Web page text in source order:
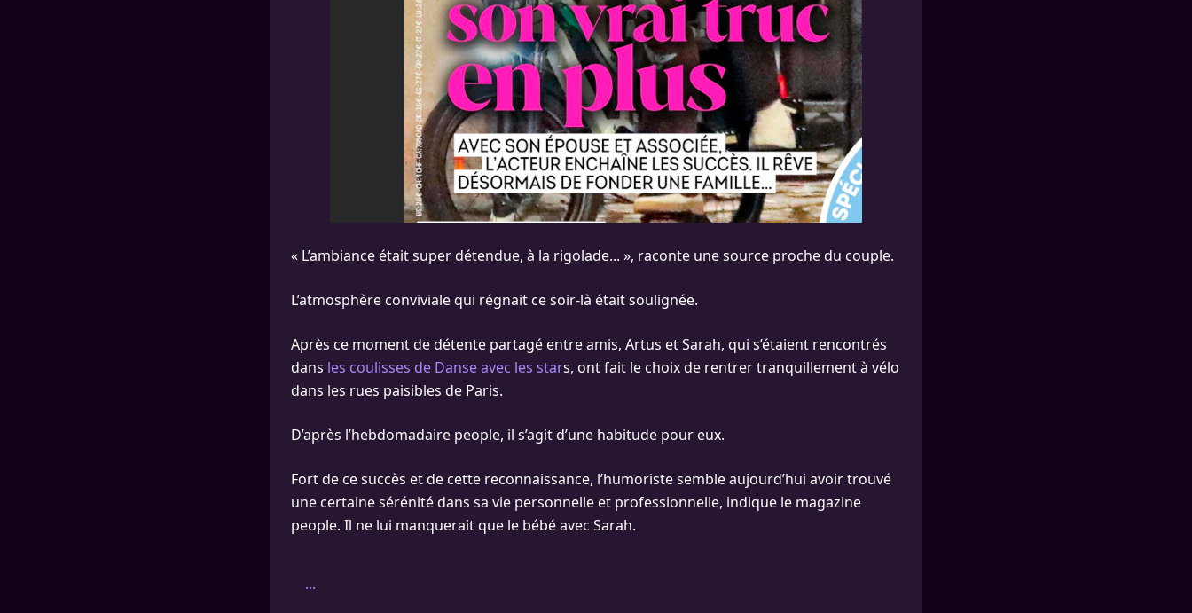
« L’ambiance était super détendue, à la rigolade... », raconte une source proche du couple.
L’atmosphère conviviale qui régnait ce soir-là était soulignée.
Après ce moment de détente partagé entre amis, Artus et Sarah, qui s’étaient rencontrés
dans les coulisses de Danse avec les stars, ont fait le choix de rentrer tranquillement à vélo
dans les rues paisibles de Paris.
D’après l’hebdomadaire people, il s’agit d’une habitude pour eux.
Fort de ce succès et de cette reconnaissance, l’humoriste semble aujourd’hui avoir trouvé
une certaine sérénité dans sa vie personnelle et professionnelle, indique le magazine
people. Il ne lui manquerait que le bébé avec Sarah.
...